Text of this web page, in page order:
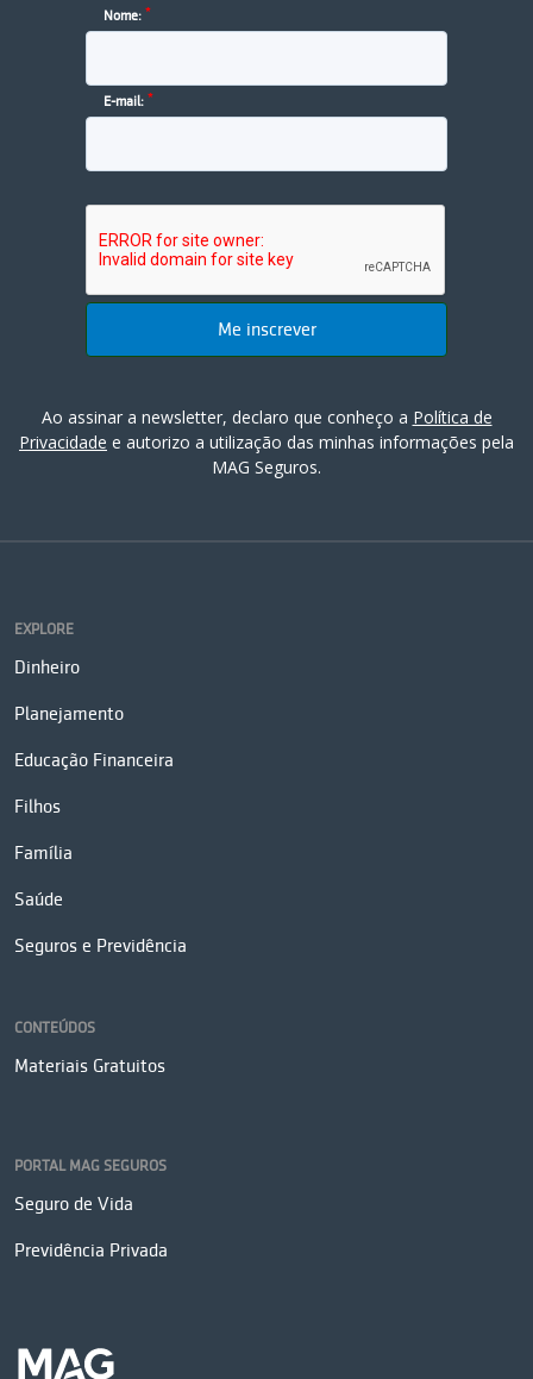
Nome: *
E-mail: *
Ao assinar a newsletter, declaro que conheço a Política de
Privacidade e autorizo a utilização das minhas informações pela
MAG Seguros.
EXPLORE
Dinheiro
Planejamento
Educação Financeira
Filhos
Família
Saúde
Seguros e Previdência
CONTEÚDOS
Materiais Gratuitos
PORTAL MAG SEGUROS
Seguro de Vida
Previdência Privada